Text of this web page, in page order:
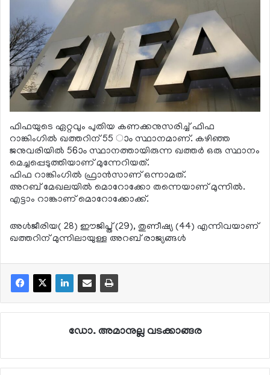
ഫിഫയുടെ ഏറ്റവും പുതിയ കണക്കനുസരിച്ച് ഫിഫ
റാങ്കിംഗില്‍ ഖത്തറിന് 55 ാം സ്ഥാനമാണ്. കഴിഞ്ഞ
ജനുവരിയില്‍ 56ാം സ്ഥാനത്തായിരുന്ന ഖത്തര്‍ ഒരു സ്ഥാനം
മെച്ചപ്പെടുത്തിയാണ് മുന്നേറിയത്.
ഫിഫ റാങ്കിംഗില്‍ ഫ്രാന്‍സാണ് ഒന്നാമത്.
അറബ് മേഖലയില്‍ മൊറോക്കോ തന്നെയാണ് മുന്നില്‍.
എട്ടാം റാങ്കാണ് മൊറോക്കോക്ക്.
അള്‍ജീരിയ( 28) ഈജിപ്ത് (29), തുണീഷ്യ (44) എന്നിവയാണ്
ഖത്തറിന് മുന്നിലായുള്ള അറബ് രാജ്യങ്ങള്‍
ഡോ. അമാനുല്ല വടക്കാങ്ങര